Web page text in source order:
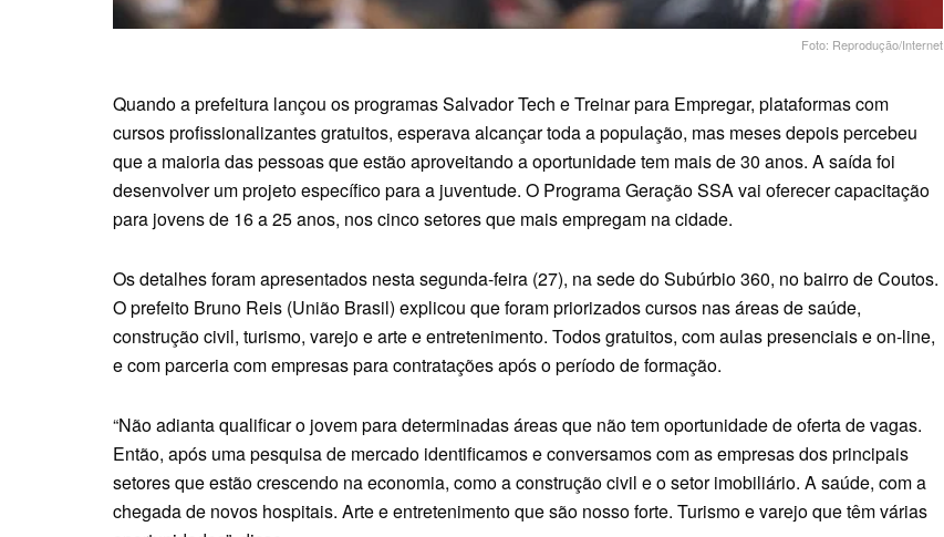
Foto: Reprodução/Internet
Quando a prefeitura lançou os programas Salvador Tech e Treinar para Empregar, plataformas com
cursos profissionalizantes gratuitos, esperava alcançar toda a população, mas meses depois percebeu
que a maioria das pessoas que estão aproveitando a oportunidade tem mais de 30 anos. A saída foi
desenvolver um projeto específico para a juventude. O Programa Geração SSA vai oferecer capacitação
para jovens de 16 a 25 anos, nos cinco setores que mais empregam na cidade.
Os detalhes foram apresentados nesta segunda-feira (27), na sede do Subúrbio 360, no bairro de Coutos.
O prefeito Bruno Reis (União Brasil) explicou que foram priorizados cursos nas áreas de saúde,
construção civil, turismo, varejo e arte e entretenimento. Todos gratuitos, com aulas presenciais e on-line,
e com parceria com empresas para contratações após o período de formação.
“Não adianta qualificar o jovem para determinadas áreas que não tem oportunidade de oferta de vagas.
Então, após uma pesquisa de mercado identificamos e conversamos com as empresas dos principais
setores que estão crescendo na economia, como a construção civil e o setor imobiliário. A saúde, com a
chegada de novos hospitais. Arte e entretenimento que são nosso forte. Turismo e varejo que têm várias